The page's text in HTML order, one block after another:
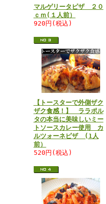
マルゲリータピザ ２０
ｃｍ(１人前）
920円(税込)
【トースターで外側ザク
ザク食感！】 ララポル
タの本当に美味しいミー
トソースカレー使用 カ
ルツォーネピザ (1人
前）
520円(税込)